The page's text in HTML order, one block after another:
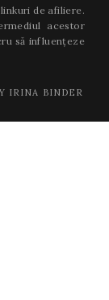
de afiliere.
acestor
să influențeze
IRINA BINDER